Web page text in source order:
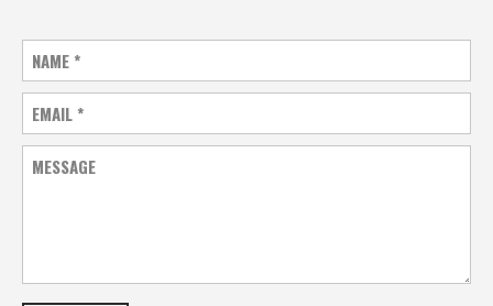
NAME *
EMAIL *
MESSAGE